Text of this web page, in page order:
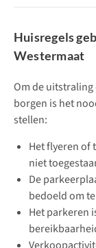
Huisregels
Westermaat
Om de
borgen is het
stellen:
Het flyeren of
niet
De
bedoeld om
Het parkeren